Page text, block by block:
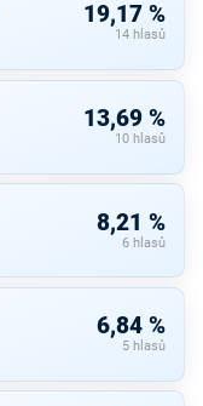
19,17 %
14 hlasů
13,69 %
10 hlasů
8,21 %
6 hlasů
6,84 %
5 hlasů